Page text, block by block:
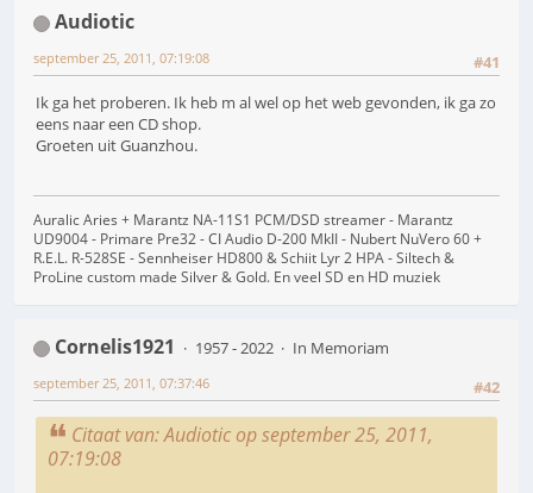
Audiotic
#41
september 25, 2011, 07:19:08
Ik ga het proberen. Ik heb m al wel op het web gevonden, ik ga zo
eens naar een CD shop.
Groeten uit Guanzhou.
Auralic Aries + Marantz NA-11S1 PCM/DSD streamer - Marantz
UD9004 - Primare Pre32 - CI Audio D-200 MkII - Nubert NuVero 60 +
R.E.L. R-528SE - Sennheiser HD800 & Schiit Lyr 2 HPA - Siltech &
ProLine custom made Silver & Gold. En veel SD en HD muziek
Cornelis1921 1957 - 2022
In Memoriam
#42
september 25, 2011, 07:37:46
Citaat van: Audiotic op september 25, 2011,
07:19:08